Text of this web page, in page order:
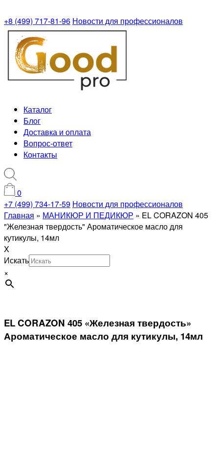
+8 (499) 717-81-96 Новости для профессионалов
Каталог
Блог
Доставка и оплата
Вопрос-ответ
Контакты
0
+7 (499) 734-17-59 Новости для профессионалов
Главная » МАНИКЮР И ПЕДИКЮР » EL CORAZON 405
"Железная твердость" Ароматическое масло для
кутикулы, 14мл
X
Искать
×
EL CORAZON 405 «Железная твердость»
Ароматическое масло для кутикулы, 14мл